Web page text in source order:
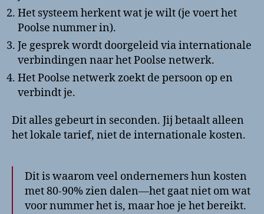
Het systeem herkent wat je wilt (je voert het
Poolse nummer in).
Je gesprek wordt doorgeleid via internationale
verbindingen naar het Poolse netwerk.
Het Poolse netwerk zoekt de persoon op en
verbindt je.
Dit alles gebeurt in seconden. Jij betaalt alleen
het lokale tarief, niet de internationale kosten.
Dit is waarom veel ondernemers hun kosten
met 80-90% zien dalen—het gaat niet om wat
voor nummer het is, maar hoe je het bereikt.